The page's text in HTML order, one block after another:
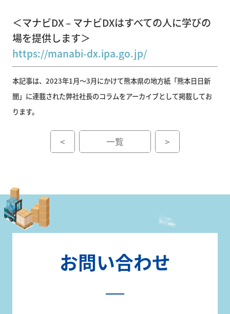
ッ
ク
ス
採
用
110-
555
(平日 9:00 わ
＜マナビDX – マナビDXはすべての人に学びの
場を提供します＞
https://manabi-dx.ipa.go.jp/
本記事は、2023年1月～3月にかけて熊本県の地方紙「熊本日日新
聞」に連載された弊社社長のコラムをアーカイブとして掲載してお
ります。
< 一覧 >
お問い合わせ